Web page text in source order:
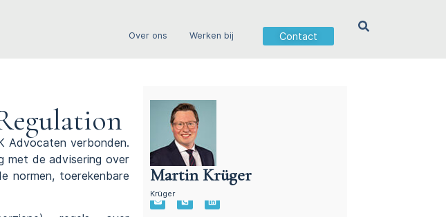
Over ons Werken bij Contact
Advocaten verbonden.
met de advisering over
normen, toerekenbare
Martin Krüger
Advocaat Aansprakelijkheidsrecht – Martin
Krüger